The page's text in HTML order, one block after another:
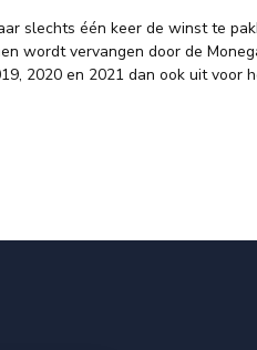
slechts één keer de winst te
wordt vervangen door de
2020 en 2021 dan ook uit voor